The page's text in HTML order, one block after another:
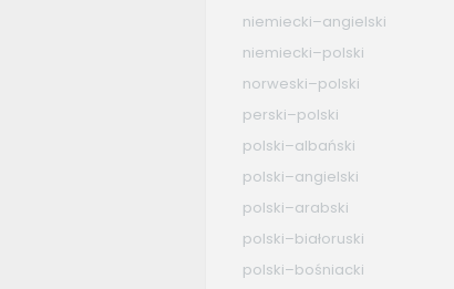
niemiecki–angielski
niemiecki–polski
norweski–polski
perski–polski
polski–albański
polski–angielski
polski–arabski
polski–białoruski
polski–bośniacki